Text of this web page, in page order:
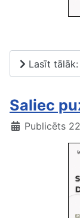
Lasīt
Saliec
Publicēts